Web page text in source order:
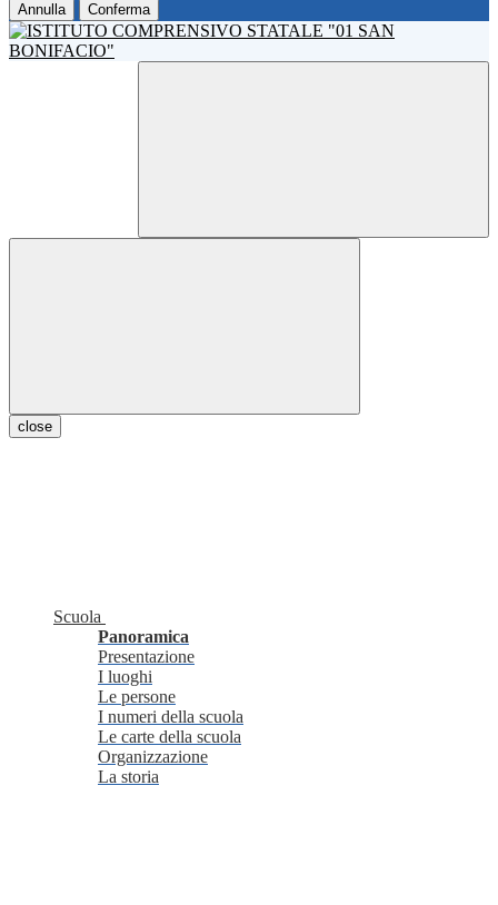
Annulla Conferma
close
Scuola
Panoramica
Presentazione
I luoghi
Le persone
I numeri della scuola
Le carte della scuola
Organizzazione
La storia